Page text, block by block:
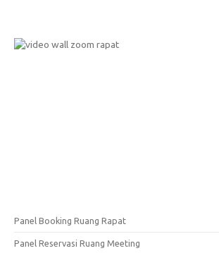
Panel Booking Ruang Rapat
Panel Reservasi Ruang Meeting